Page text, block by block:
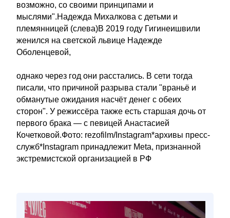
возможно, со своими принципами и
мыслями".Надежда Михалкова с детьми и
племянницей (слева)В 2019 году Гигинеишвили
женился на светской львице Надежде
Оболенцевой,
однако через год они расстались. В сети тогда
писали, что причиной разрыва стали "враньё и
обманутые ожидания насчёт денег с обеих
сторон". У режиссёра также есть старшая дочь от
первого брака — с певицей Анастасией
Кочетковой.Фото: rezofilm/Instagram*архивы пресс-
служб*Instagram принадлежит Meta, признанной
экстремистской организацией в РФ